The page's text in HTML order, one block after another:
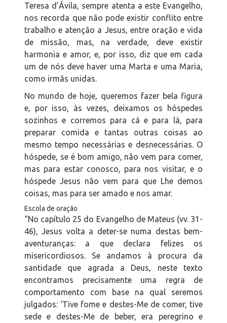
Teresa d’Ávila, sempre atenta a este Evangelho,
nos recorda que não pode existir conflito entre
trabalho e atenção a Jesus, entre oração e vida
de missão, mas, na verdade, deve existir
harmonia e amor, e, por isso, diz que em cada
um de nós deve haver uma Marta e uma Maria,
como irmãs unidas.
No mundo de hoje, queremos fazer bela figura
e, por isso, às vezes, deixamos os hóspedes
sozinhos e corremos para cá e para lá, para
preparar comida e tantas outras coisas ao
mesmo tempo necessárias e desnecessárias. O
hóspede, se é bom amigo, não vem para comer,
mas para estar conosco, para nos visitar, e o
hóspede Jesus não vem para que Lhe demos
coisas, mas para ser amado e nos amar.
Escola de oração
“No capítulo 25 do Evangelho de Mateus (vv. 31-
46), Jesus volta a deter-se numa destas bem-
aventuranças: a que declara felizes os
misericordiosos. Se andamos à procura da
santidade que agrada a Deus, neste texto
encontramos precisamente uma regra de
comportamento com base na qual seremos
julgados: ‘Tive fome e destes-Me de comer, tive
sede e destes-Me de beber, era peregrino e